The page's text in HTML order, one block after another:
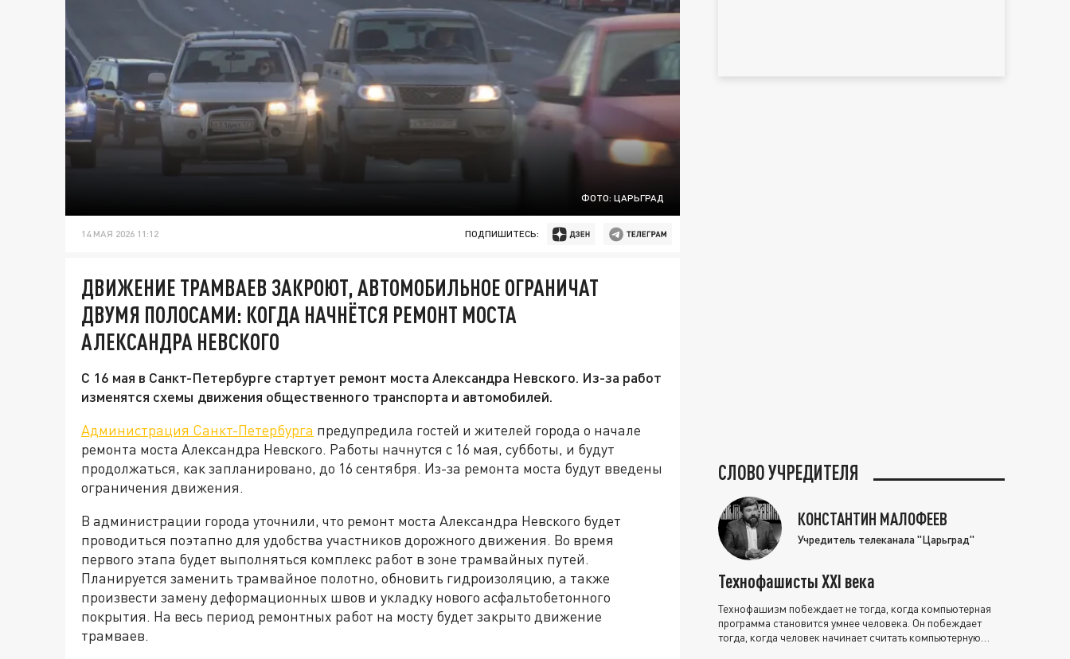
ФОТО: ЦАРЬГРАД
14 МАЯ 2026 11:12 ПОДПИШИТЕСЬ:
ДВИЖЕНИЕ ТРАМВАЕВ ЗАКРОЮТ, АВТОМОБИЛЬНОЕ ОГРАНИЧАТ
ДВУМЯ ПОЛОСАМИ: КОГДА НАЧНЁТСЯ РЕМОНТ МОСТА
АЛЕКСАНДРА НЕВСКОГО
С 16 мая в Санкт-Петербурге стартует ремонт моста Александра Невского. Из-за работ
изменятся схемы движения общественного транспорта и автомобилей.
Администрация Санкт-Петербурга предупредила гостей и жителей города о начале
ремонта моста Александра Невского. Работы начнутся с 16 мая, субботы, и будут
продолжаться, как запланировано, до 16 сентября. Из-за ремонта моста будут введены
ограничения движения.
В администрации города уточнили, что ремонт моста Александра Невского будет
проводиться поэтапно для удобства участников дорожного движения. Во время
первого этапа будет выполняться комплекс работ в зоне трамвайных путей.
Планируется заменить трамвайное полотно, обновить гидроизоляцию, а также
произвести замену деформационных швов и укладку нового асфальтобетонного
покрытия. На весь период ремонтных работ на мосту будет закрыто движение
трамваев.
СЛОВО УЧРЕДИТЕЛЯ
КОНСТАНТИН МАЛОФЕЕВ
Учредитель телеканала "Царьград"
Технофашисты XXI века
Технофашизм побеждает не тогда, когда компьютерная
программа становится умнее человека. Он побеждает
тогда, когда человек начинает считать компьютерную